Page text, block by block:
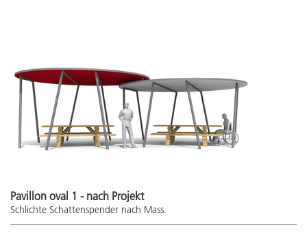
Pavillon oval 1 - nach Projekt
Schlichte Schattenspender nach Mass.